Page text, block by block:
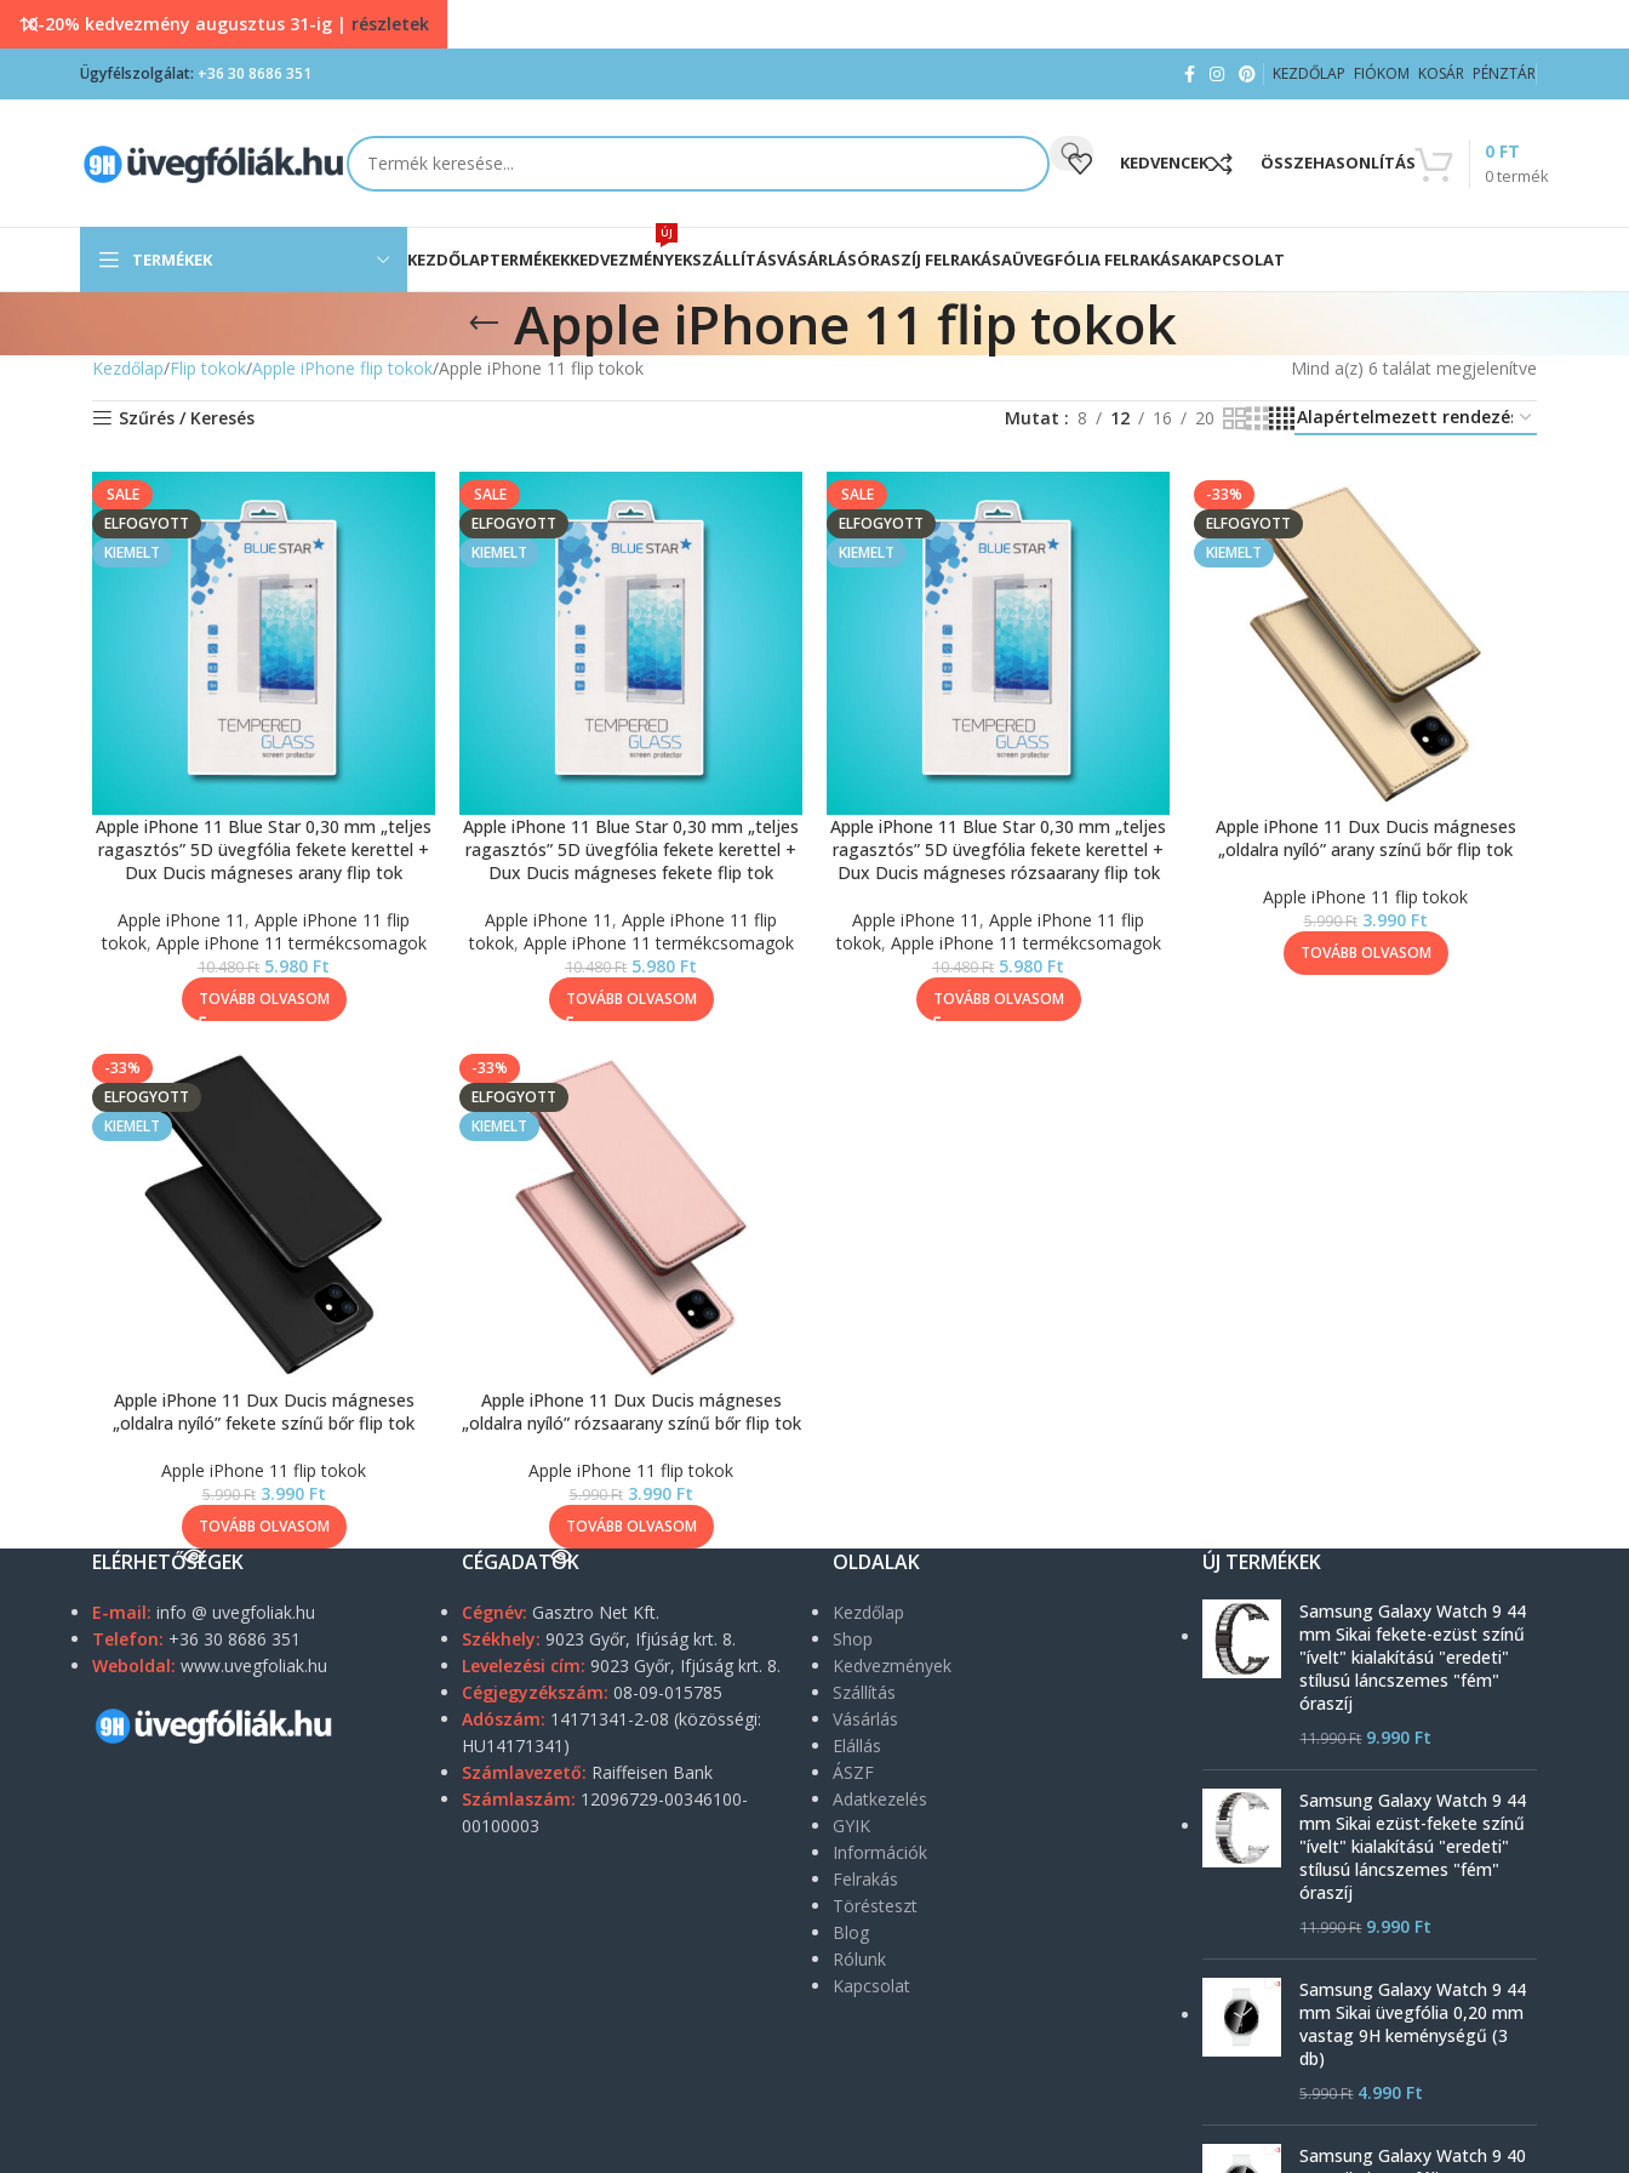
Ügyfélszolgálat: +36 30 8686 351 KEZDŐLAP FIÓKOM KOSÁR PÉNZTÁR
KEDVENCEK ÖSSZEHASONLÍTÁS
0termék
0 FT
TERMÉKEK KEZDŐLAPTERMÉKEKKEDVEZMÉNYEK
ÚJ
SZÁLLÍTÁSVÁSÁRLÁSÓRASZÍJ FELRAKÁSAÜVEGFÓLIA FELRAKÁSAKAPCSOLAT
Apple iPhone 11 flip tokok
Kezdőlap Flip tokok Apple iPhone flip tokok Apple iPhone 11 flip tokok Mind a(z) 6 találat megjelenítve
Szűrés / Keresés Mutat 8 12 16 20
SALE
ELFOGYOTT
KIEMELT
Apple iPhone 11 Blue Star 0,30 mm „teljes
ragasztós” 5D üvegfólia fekete kerettel +
Dux Ducis mágneses arany flip tok
Apple iPhone 11 , Apple iPhone 11 flip
tokok, Apple iPhone 11 termékcsomagok
10.480Ft 5.980 Ft
TOVÁBB OLVASOM
SALE
ELFOGYOTT
KIEMELT
Apple iPhone 11 Blue Star 0,30 mm „teljes
ragasztós” 5D üvegfólia fekete kerettel +
Dux Ducis mágneses fekete flip tok
Apple iPhone 11 , Apple iPhone 11 flip
tokok, Apple iPhone 11 termékcsomagok
10.480Ft 5.980 Ft
TOVÁBB OLVASOM
SALE
ELFOGYOTT
KIEMELT
Apple iPhone 11 Blue Star 0,30 mm „teljes
ragasztós” 5D üvegfólia fekete kerettel +
Dux Ducis mágneses rózsaarany flip tok
Apple iPhone 11 , Apple iPhone 11 flip
tokok, Apple iPhone 11 termékcsomagok
10.480Ft 5.980 Ft
TOVÁBB OLVASOM
-33%
ELFOGYOTT
KIEMELT
Apple iPhone 11 Dux Ducis mágneses
„oldalra nyíló” arany színű bőr flip tok
Apple iPhone 11 flip tokok
5.990Ft 3.990 Ft
TOVÁBB OLVASOM
-33%
ELFOGYOTT
KIEMELT
Apple iPhone 11 Dux Ducis mágneses
„oldalra nyíló” fekete színű bőr flip tok
Apple iPhone 11 flip tokok
5.990Ft 3.990 Ft
TOVÁBB OLVASOM
-33%
ELFOGYOTT
KIEMELT
Apple iPhone 11 Dux Ducis mágneses
„oldalra nyíló” rózsaarany színű bőr flip tok
Apple iPhone 11 flip tokok
5.990Ft 3.990 Ft
TOVÁBB OLVASOM
ELÉRHETŐSÉGEK
E-mail: info @ uvegfoliak.hu
Telefon: +36 30 8686 351
Weboldal: www.uvegfoliak.hu
CÉGADATOK
Cégnév: Gasztro Net Kft.
Székhely: 9023 Győr, Ifjúság krt. 8.
Levelezési cím: 9023 Győr, Ifjúság krt. 8.
Cégjegyzékszám: 08-09-015785
Adószám: 14171341-2-08 (közösségi:
HU14171341)
Számlavezető: Raiffeisen Bank
Számlaszám: 12096729-00346100-
00100003
OLDALAK
Kezdőlap
Shop
Kedvezmények
Szállítás
Vásárlás
Elállás
ÁSZF
Adatkezelés
GYIK
Információk
Felrakás
Törésteszt
Blog
Rólunk
Kapcsolat
ÚJ TERMÉKEK
Samsung Galaxy Watch 9 44
mm Sikai fekete-ezüst színű
"ívelt" kialakítású "eredeti"
stílusú láncszemes "fém"
óraszíj
11.990Ft 9.990 Ft
Samsung Galaxy Watch 9 44
mm Sikai ezüst-fekete színű
"ívelt" kialakítású "eredeti"
stílusú láncszemes "fém"
óraszíj
11.990Ft 9.990 Ft
Samsung Galaxy Watch 9 44
mm Sikai üvegfólia 0,20 mm
vastag 9H keménységű (3
db)
5.990Ft 4.990 Ft
Samsung Galaxy Watch 9 40
10-20% kedvezmény augusztus 31-ig | részletek